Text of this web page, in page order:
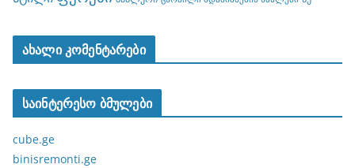
ახალი კომენტარები
საინტერესო ბმულები
cube.ge
binisremonti.ge